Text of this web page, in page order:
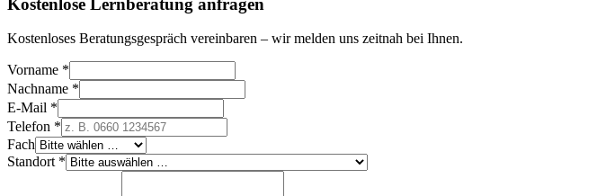
Kostenloses Beratungsgespräch vereinbaren – wir melden uns zeitnah bei Ihnen.
Vorname *
Nachname *
E-Mail *
Telefon *
Fach
Standort *